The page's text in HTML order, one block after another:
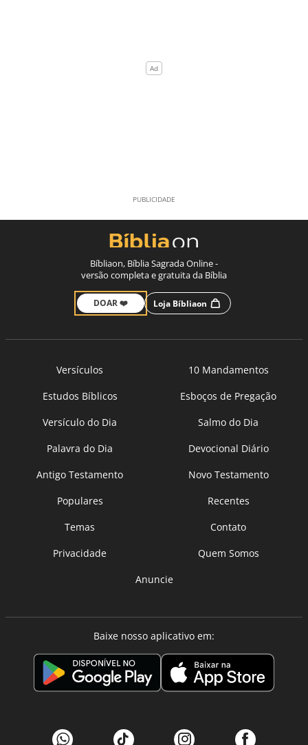
Bíbliaon, Bíblia Sagrada Online -
versão completa e gratuita da Bíblia
DOAR ❤️ Loja Bíbliaon
Versículos
10 Mandamentos
Estudos Bíblicos
Esboços de Pregação
Versículo do Dia
Salmo do Dia
Palavra do Dia
Devocional Diário
Antigo Testamento
Novo Testamento
Populares
Recentes
Temas
Contato
Privacidade
Quem Somos
Anuncie
Baixe nosso aplicativo em: